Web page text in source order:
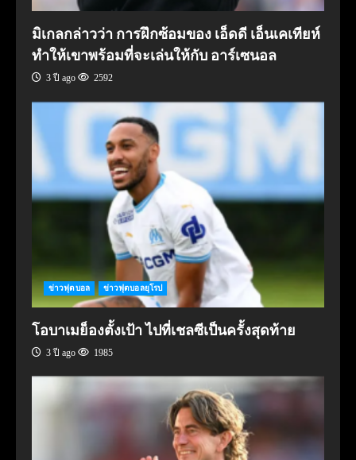
มิเกลกล่าวว่า การฝึกซ้อมของ เอ็ดดี เอ็นเคเทียห์
ทำให้เขาพร้อมที่จะเล่นให้กับ อาร์เซนอล
3 ปี ago 2592
ข่าวฟุตบอล ข่าวฟุตบอลยุโรป
โอบาเมย็องตั้งเป้า ไปที่เชลซีเป็นครั้งสุดท้าย
3 ปี ago 1985